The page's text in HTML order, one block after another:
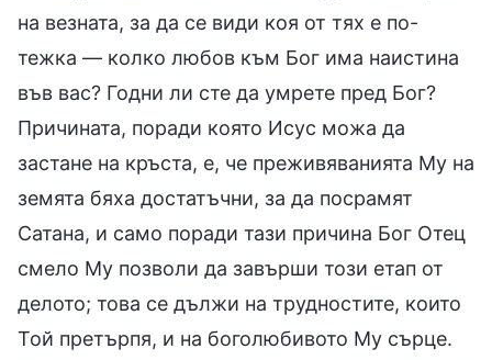
на везната, за да се види коя от тях е по-
тежка — колко любов към Бог има наистина
във вас? Годни ли сте да умрете пред Бог?
Причината, поради която Исус можа да
застане на кръста, е, че преживяванията Му на
земята бяха достатъчни, за да посрамят
Сатана, и само поради тази причина Бог Отец
смело Му позволи да завърши този етап от
делото; това се дължи на трудностите, които
Той претърпя, и на боголюбивото Му сърце.